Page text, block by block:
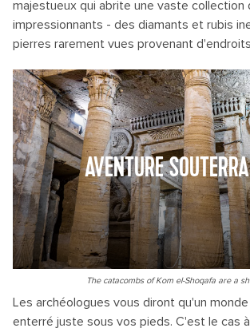
majestueux qui abrite une vaste collection
impressionnants - des diamants et rubis
pierres rarement vues provenant
AVENTURE
The catacombs of Kom el-Shoqafa are a
Les archéologues vous diront qu'un
enterré juste sous vos pieds. C'est le cas